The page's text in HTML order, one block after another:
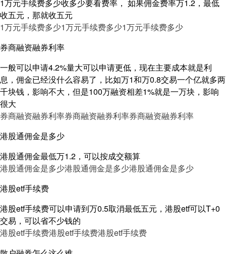
1万元手续费多少收多少要看费率， 如果佣金费率万1.2，最低
收五元，那就收五元
1万元手续费多少1万元手续费多少1万元手续费多少
券商融资融券利率
一般可以申请4.2%量大可以申请更低，现在主要成本就是利
息，佣金已经没什么容易了，比如万1和万0.8交易一个亿就多两
千块钱，影响不大，但是100万融资相差1%就是一万块，影响
很大
券商融资融券利率券商融资融券利率券商融资融券利率
港股通佣金是多少
港股通佣金最低万1.2，可以按成交额算
港股通佣金是多少港股通佣金是多少港股通佣金是多少
港股etf手续费
港股etf手续费可以申请到万0.5取消最低五元，港股etf可以T+0
交易，可以省不少钱的
港股etf手续费港股etf手续费港股etf手续费